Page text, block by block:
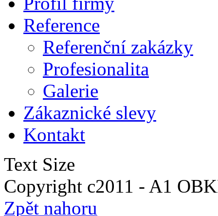
Reference
Referenční zakázky
Profesionalita
Galerie
Zákaznické slevy
Kontakt
Text Size
Copyright c2011 - A1
Zpět nahoru